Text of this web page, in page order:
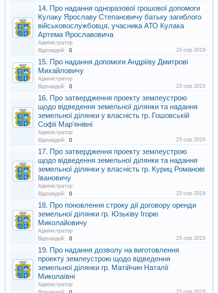
14. Про надання одноразової грошової допомоги
Кулаку Ярославу Степановичу батьку загиблого
військовослужбовця, учасника АТО Кулака
Артема Ярославовича
Адміністратор
Відповідей:
0 23 сер 2019
15. Про надання допомоги Андріїву Дмитрові
Михайловичу
Адміністратор
Відповідей:
0 23 сер 2019
16. Про затвердження проекту землеустрою
щодо відведення земельної ділянки та надання
земельної ділянки у власність гр. Гошовській
Софії Мар’янівні
Адміністратор
Відповідей:
0 23 сер 2019
17. Про затвердження проекту землеустрою
щодо відведення земельної ділянки та надання
земельної ділянки у власність гр. Куриц Романові
Івановичу
Адміністратор
Відповідей:
0 23 сер 2019
18. Про поновлення строку дії договору оренди
земельної ділянки гр. Юзьківу Ігорю
Миколайовичу
Адміністратор
Відповідей:
0 23 сер 2019
19. Про надання дозволу на виготовлення
проекту землеустрою щодо відведення
земельної ділянки гр. Матійчин Наталії
Миколаївні
Адміністратор
23 сер 2019